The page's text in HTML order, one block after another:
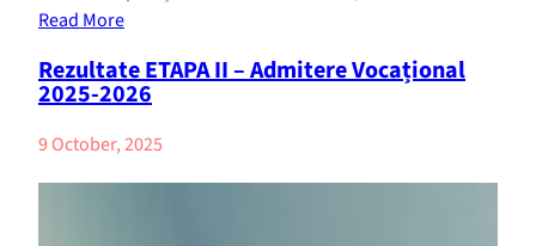
Read More
Rezultate ETAPA II – Admitere Vocațional
2025-2026
9 October, 2025